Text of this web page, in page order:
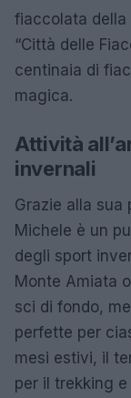
fiaccolata della
“Città delle
centinaia di
magica.
Attività
invernali
Grazie alla sua
Michele è un
degli sport
Monte Amiata
sci di fondo,
perfette per
mesi estivi, il
per il trekking